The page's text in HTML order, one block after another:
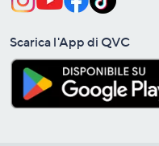
Scarica l'App di QVC